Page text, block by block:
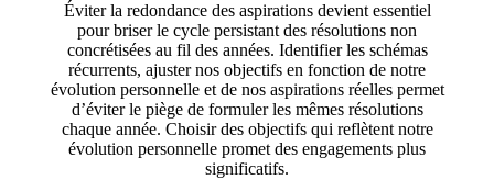
Éviter la redondance des aspirations devient essentiel
pour briser le cycle persistant des résolutions non
concrétisées au fil des années. Identifier les schémas
récurrents, ajuster nos objectifs en fonction de notre
évolution personnelle et de nos aspirations réelles permet
d’éviter le piège de formuler les mêmes résolutions
chaque année. Choisir des objectifs qui reflètent notre
évolution personnelle promet des engagements plus
significatifs.